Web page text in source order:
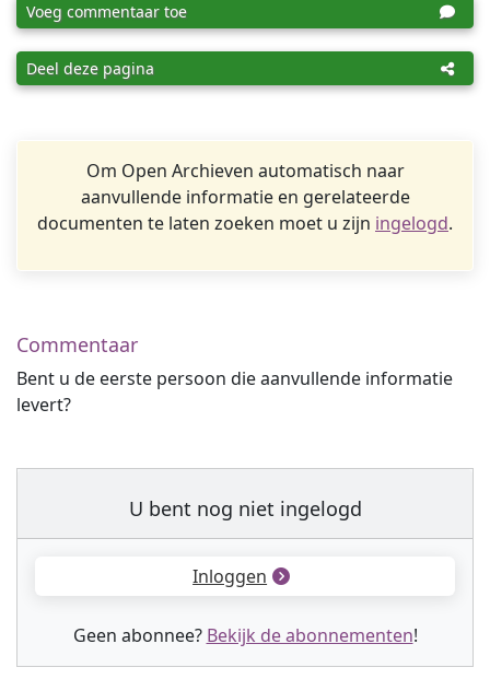
Voeg commentaar toe
Deel deze pagina
Om Open Archieven automatisch naar
aanvullende informatie en gerelateerde
documenten te laten zoeken moet u zijn ingelogd.
Commentaar
Bent u de eerste persoon die aanvullende informatie
levert?
U bent nog niet ingelogd
Inloggen
Geen abonnee? Bekijk de abonnementen!